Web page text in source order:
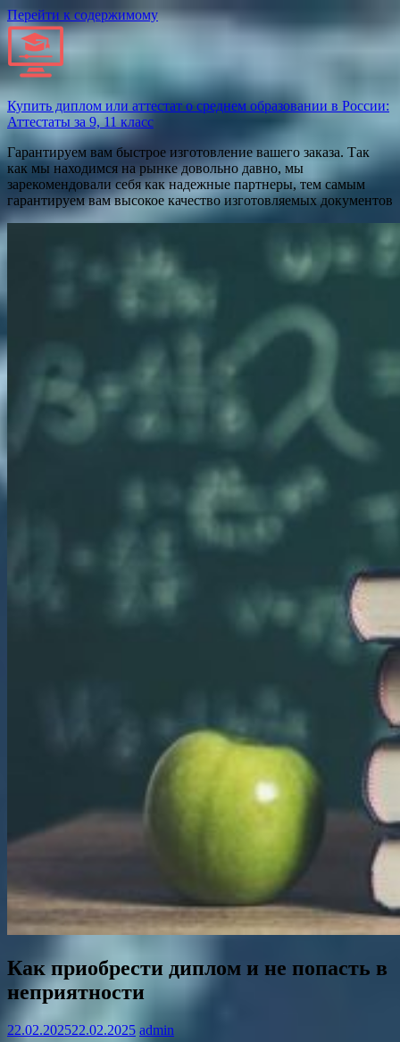
Перейти к содержимому
Купить диплом или аттестат о среднем образовании в России:
Аттестаты за 9, 11 класс
Гарантируем вам быстрое изготовление вашего заказа. Так
как мы находимся на рынке довольно давно, мы
зарекомендовали себя как надежные партнеры, тем самым
гарантируем вам высокое качество изготовляемых документов
Как приобрести диплом и не попасть в
неприятности
22.02.202522.02.2025 admin